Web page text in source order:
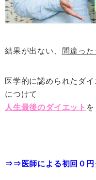
結果が出ない、 間違っ
医学的に認められたダイ
につけて
人生最後のダイエット
⇒⇒医師による初回０円